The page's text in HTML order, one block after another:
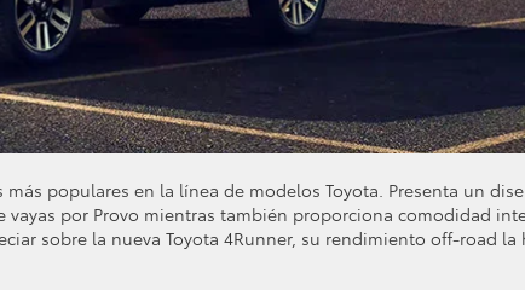
populares en la línea de modelos Toyota. Presenta un
por Provo mientras también proporciona comodidad
sobre la nueva Toyota 4Runner, su rendimiento off-road la